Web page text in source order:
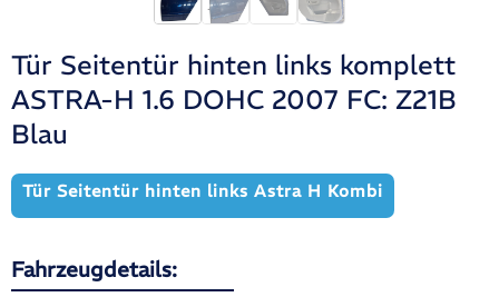
Tür Seitentür hinten links komplett
ASTRA-H 1.6 DOHC 2007 FC: Z21B
Blau
Tür Seitentür hinten links Astra H Kombi
Fahrzeugdetails: